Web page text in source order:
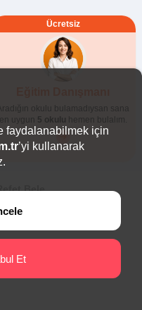
Ücretsiz
Aradığın okulu bulamadıysan sana
en uygun 5 okulu hemen bulalım.
Bele
Okulları
faydalanabilmek için
’yi kullanarak
Et